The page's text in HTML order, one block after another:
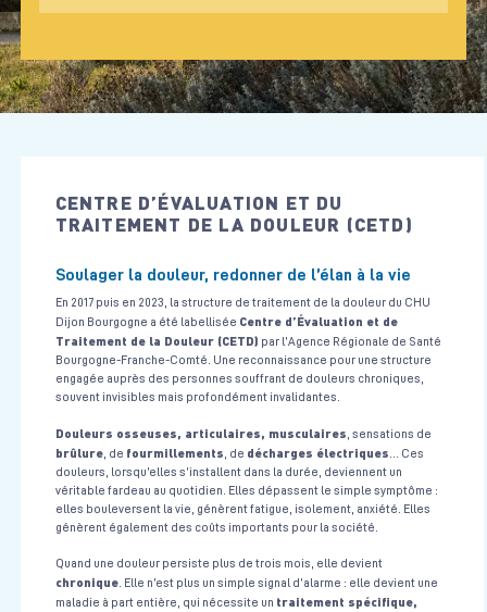
CENTRE D’ÉVALUATION ET DU
TRAITEMENT DE LA DOULEUR (CETD)
Soulager la douleur, redonner de l’élan à la vie
En 2017 puis en 2023, la structure de traitement de la douleur du CHU
Dijon Bourgogne a été labellisée Centre d’Évaluation et de
Traitement de la Douleur (CETD) par l’Agence Régionale de Santé
Bourgogne-Franche-Comté. Une reconnaissance pour une structure
engagée auprès des personnes souffrant de douleurs chroniques,
souvent invisibles mais profondément invalidantes.
Douleurs osseuses, articulaires, musculaires, sensations de
brûlure, de fourmillements, de décharges électriques… Ces
douleurs, lorsqu’elles s’installent dans la durée, deviennent un
véritable fardeau au quotidien. Elles dépassent le simple symptôme :
elles bouleversent la vie, génèrent fatigue, isolement, anxiété. Elles
génèrent également des coûts importants pour la société.
Quand une douleur persiste plus de trois mois, elle devient
chronique. Elle n’est plus un simple signal d’alarme : elle devient une
maladie à part entière, qui nécessite un traitement spécifique,